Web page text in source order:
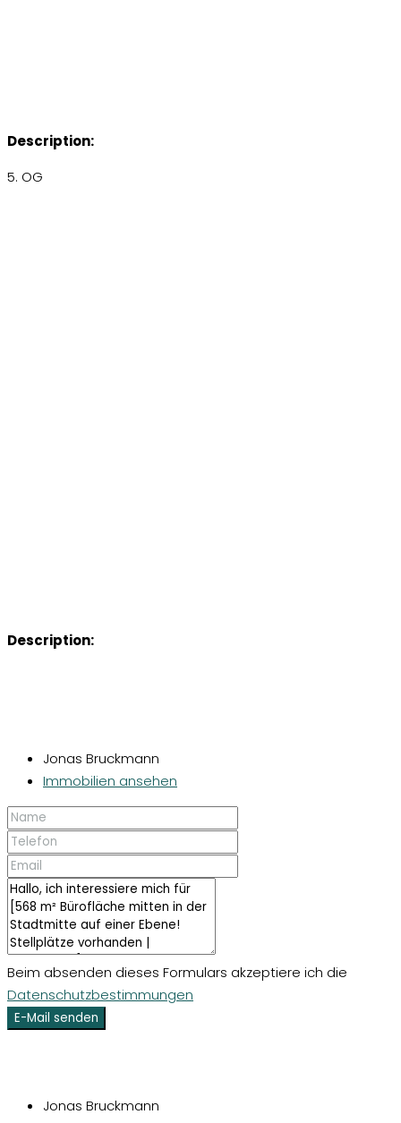
Description:
5. OG
Description:
Jonas Bruckmann
Immobilien ansehen
Beim absenden dieses Formulars akzeptiere ich die
Datenschutzbestimmungen
E-Mail senden
Jonas Bruckmann